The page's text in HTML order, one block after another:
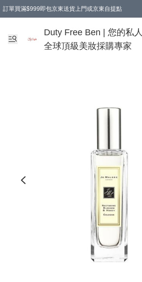
訂單買滿$999即包京東送貨上門或京東自提點
Duty Free Ben | 您的私人
全球頂級美妝採購專家